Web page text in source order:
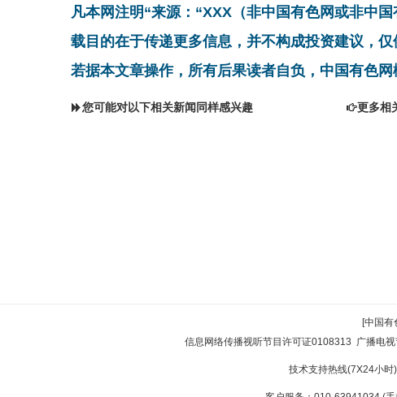
凡本网注明“来源：“XXX（非中国有色网或非中
载目的在于传递更多信息，并不构成投资建议，仅
若据本文章操作，所有后果读者自负，中国有色网
您可能对以下相关新闻同样感兴趣 更多相
[中国有
信息网络传播视听节目许可证0108313 广播电
技术支持热线(7X24小